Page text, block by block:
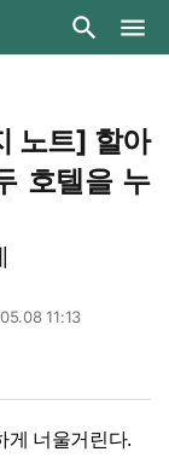
노트] 할아
호텔을 누
11:13
게 너울거린다.